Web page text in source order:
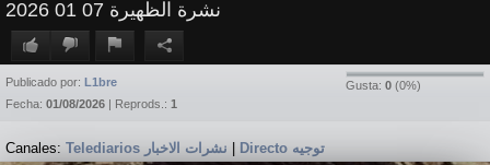
نشرة الظهيرة 07 01 2026
Gusta: 0 (0%)
Publicado por: L1bre
Fecha: 01/08/2026 | Reprods.: 1
Canales: Telediarios نشرات الاخبار Directo توجيه